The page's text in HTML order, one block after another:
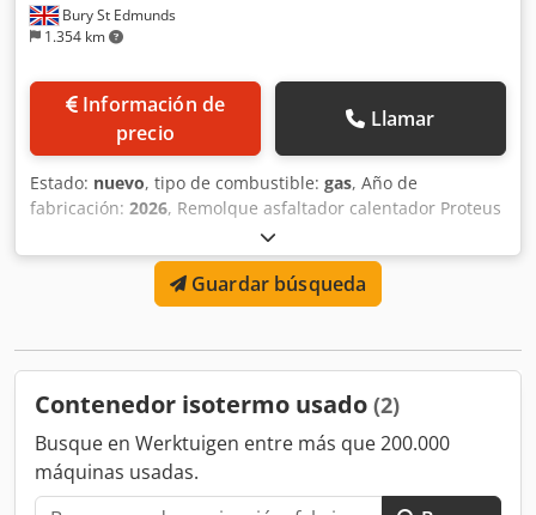
Bury St Edmunds
1.354 km
Información de
precio
Llamar
Estado: nuevo, tipo de combustible: gas, Año de
fabricación: 2026, Remolque asfaltador calentador Proteus
Towable Trailer Dedpfjummansx Ahqokr Disponible con o
sin equipo basculante eléctrico de doble acción 3.500 kg
MMA Calefacción por propano con control termostático
Guardar búsqueda
Contenedor isotermo usado (2)
Busque en Werktuigen entre más que 200.000
máquinas usadas.